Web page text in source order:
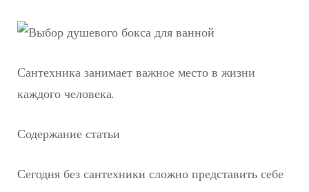
Сантехника занимает важное место в жизни
каждого человека.
Содержание статьи
Сегодня без сантехники сложно представить себе